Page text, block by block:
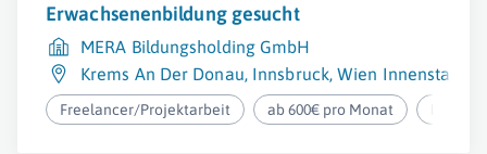
Erwachsenenbildung gesucht
MERA Bildungsholding GmbH
Krems An Der Donau, Innsbruck,Wien Innenstadt
Freelancer/Projektarbeit ab 600€ pro Monat